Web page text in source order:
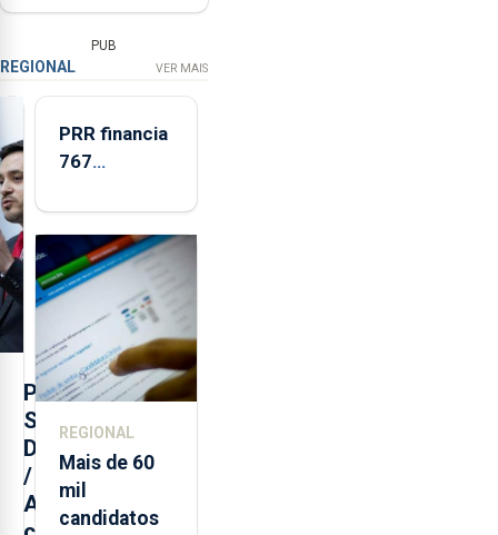
PUB
REGIONAL VER MAIS
P
S
D
/
A
PRR financia
767
habitacionais
nos Açores
com
investimento
de 65 ME
REGIONAL
Mais de 60
mil
candidatos